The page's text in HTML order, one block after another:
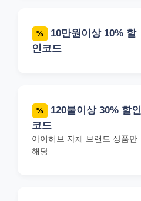
%
10만원이상 10% 할
인코드
%
120불이상 30% 할인
코드
아이허브 자체 브랜드 상품만
해당